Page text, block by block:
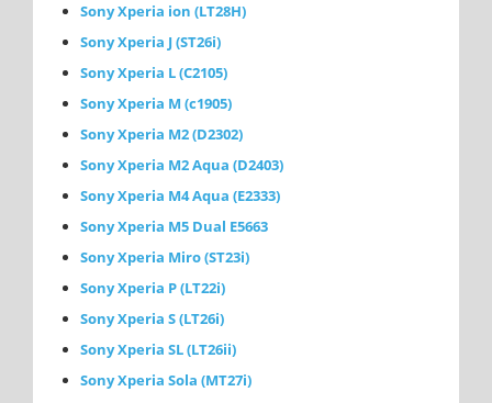
Sony Xperia ion (LT28H)
Sony Xperia J (ST26i)
Sony Xperia L (C2105)
Sony Xperia M (с1905)
Sony Xperia M2 (D2302)
Sony Xperia M2 Aqua (D2403)
Sony Xperia M4 Aqua (E2333)
Sony Xperia M5 Dual E5663
Sony Xperia Miro (ST23i)
Sony Xperia P (LT22i)
Sony Xperia S (LT26i)
Sony Xperia SL (LT26ii)
Sony Xperia Sola (MT27i)